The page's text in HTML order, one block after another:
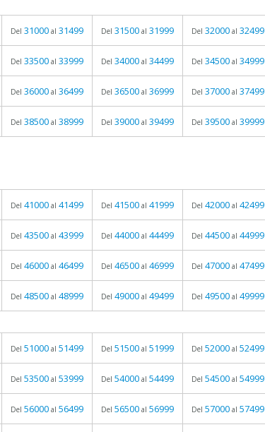
Del 31000 al 31499 Del 31500 al 31999 Del 32000 al 32499
Del 33500 al 33999 Del 34000 al 34499 Del 34500 al 34999
Del 36000 al 36499 Del 36500 al 36999 Del 37000 al 37499
Del 38500 al 38999 Del 39000 al 39499 Del 39500 al 39999
Del 41000 al 41499 Del 41500 al 41999 Del 42000 al 42499
Del 43500 al 43999 Del 44000 al 44499 Del 44500 al 44999
Del 46000 al 46499 Del 46500 al 46999 Del 47000 al 47499
Del 48500 al 48999 Del 49000 al 49499 Del 49500 al 49999
Del 51000 al 51499 Del 51500 al 51999 Del 52000 al 52499
Del 53500 al 53999 Del 54000 al 54499 Del 54500 al 54999
Del 56000 al 56499 Del 56500 al 56999 Del 57000 al 57499